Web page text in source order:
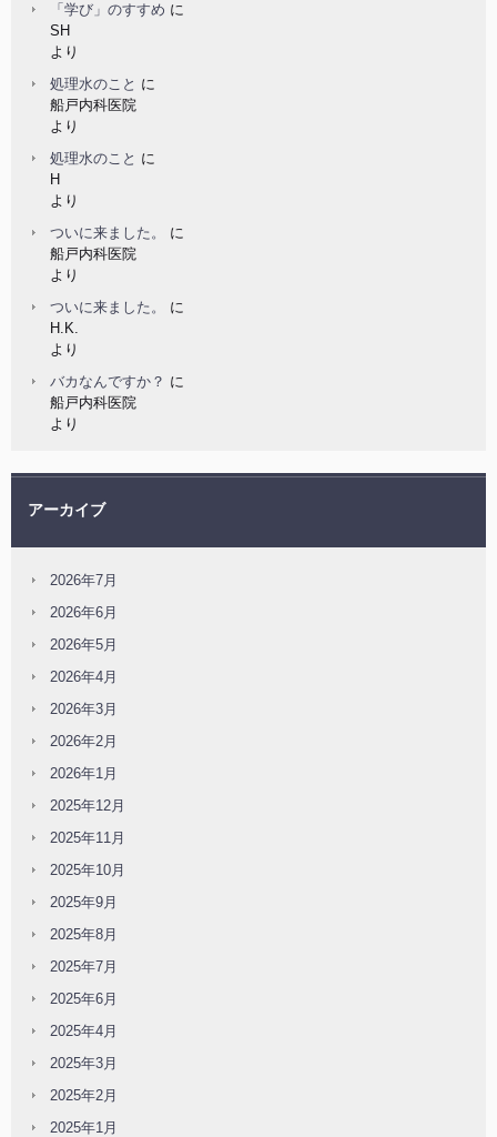
「学び」のすすめ に
SH
より
処理水のこと に
船戸内科医院
より
処理水のこと に
H
より
ついに来ました。
に
船戸内科医院
より
ついに来ました。
に
H.K.
より
バカなんですか？ に
船戸内科医院
より
アーカイブ
2026年7月
2026年6月
2026年5月
2026年4月
2026年3月
2026年2月
2026年1月
2025年12月
2025年11月
2025年10月
2025年9月
2025年8月
2025年7月
2025年6月
2025年4月
2025年3月
2025年2月
2025年1月